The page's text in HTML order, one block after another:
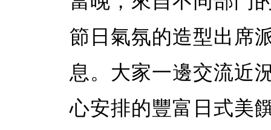
節日氣氛的造型出席
息。大家一邊交流近
心安排的豐富日式美